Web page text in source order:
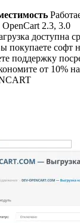
2.3, 3.0
доступна
покупаете софт
поддержку
от 10%